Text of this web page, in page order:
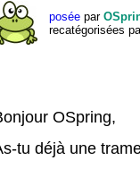
posée par
recatégorisées
OSpring,
tu déjà une